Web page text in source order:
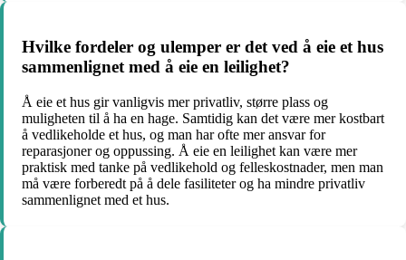
Hvilke fordeler og ulemper er det ved å eie et hus
sammenlignet med å eie en leilighet?
Å eie et hus gir vanligvis mer privatliv, større plass og
muligheten til å ha en hage. Samtidig kan det være mer kostbart
å vedlikeholde et hus, og man har ofte mer ansvar for
reparasjoner og oppussing. Å eie en leilighet kan være mer
praktisk med tanke på vedlikehold og felleskostnader, men man
må være forberedt på å dele fasiliteter og ha mindre privatliv
sammenlignet med et hus.